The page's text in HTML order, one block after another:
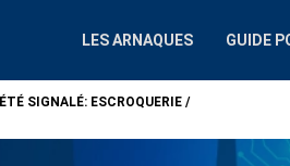
LES ARNAQUES GUIDE
SIGNALÉ: ESCROQUERIE /